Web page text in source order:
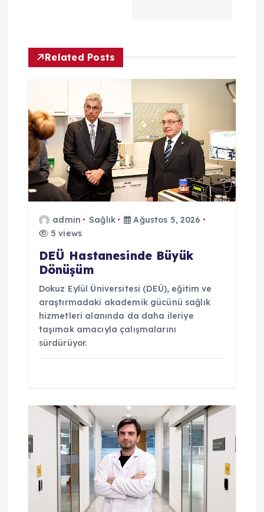
g
e
n
m
Related Posts
admin Sağlık
Ağustos 5, 2026
5 views
DEÜ Hastanesinde Büyük
Dönüşüm
Dokuz Eylül Üniversitesi (DEÜ), eğitim ve
araştırmadaki akademik gücünü sağlık
hizmetleri alanında da daha ileriye
taşımak amacıyla çalışmalarını
sürdürüyor.